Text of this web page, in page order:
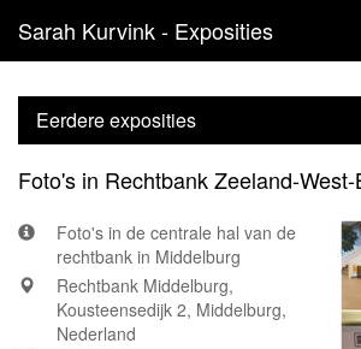
Sarah Kurvink - Exposities
Eerdere exposities
Foto's in Rechtbank Zeeland-
Foto's in de centrale hal van de
rechtbank in Middelburg
Rechtbank Middelburg,
Kousteensedijk 2, Middelburg,
Nederland